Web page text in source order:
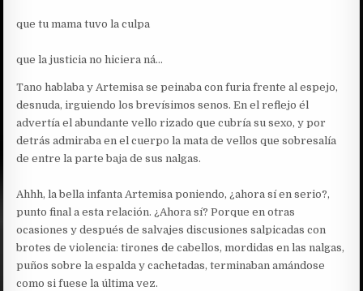
que tu mama tuvo la culpa
que la justicia no hiciera ná…
Tano hablaba y Artemisa se peinaba con furia frente al espejo,
desnuda, irguiendo los brevísimos senos. En el reflejo él
advertía el abundante vello rizado que cubría su sexo, y por
detrás admiraba en el cuerpo la mata de vellos que sobresalía
de entre la parte baja de sus nalgas.
Ahhh, la bella infanta Artemisa poniendo, ¿ahora sí en serio?,
punto final a esta relación. ¿Ahora sí? Porque en otras
ocasiones y después de salvajes discusiones salpicadas con
brotes de violencia: tirones de cabellos, mordidas en las nalgas,
puños sobre la espalda y cachetadas, terminaban amándose
como si fuese la última vez.